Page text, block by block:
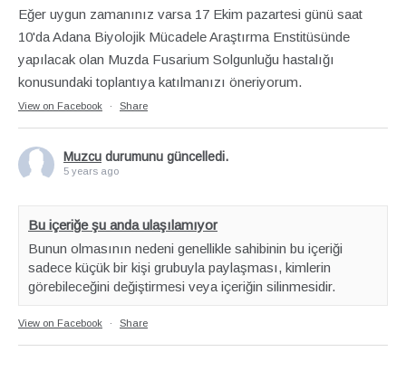
Eğer uygun zamanınız varsa 17 Ekim pazartesi günü saat
10'da Adana Biyolojik Mücadele Araştırma Enstitüsünde
yapılacak olan Muzda Fusarium Solgunluğu hastalığı
konusundaki toplantıya katılmanızı öneriyorum.
View on Facebook · Share
Muzcu durumunu güncelledi.
5 years ago
Bu içeriğe şu anda ulaşılamıyor
Bunun olmasının nedeni genellikle sahibinin bu içeriği
sadece küçük bir kişi grubuyla paylaşması, kimlerin
görebileceğini değiştirmesi veya içeriğin silinmesidir.
View on Facebook · Share